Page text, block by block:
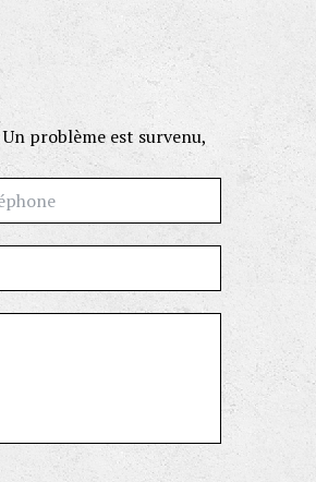
Un problème est survenu,